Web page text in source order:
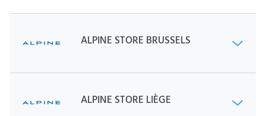
ALPINE STORE BRUSSELS
ALPINE STORE LIÈGE